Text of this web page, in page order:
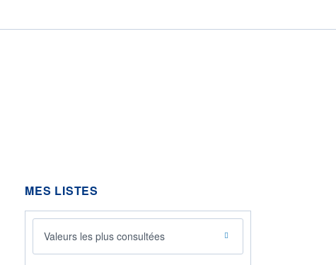
MES LISTES
Valeurs les plus consultées